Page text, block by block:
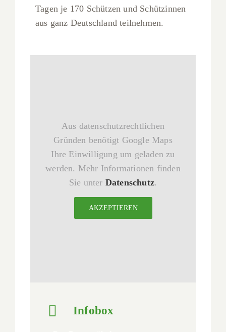
Tagen je 170 Schützen und Schützinnen
aus ganz Deutschland teilnehmen.
Aus datenschutzrechtlichen
Gründen benötigt Google Maps
Ihre Einwilligung um geladen zu
werden. Mehr Informationen finden
Sie unter Datenschutz.
AKZEPTIEREN
Infobox